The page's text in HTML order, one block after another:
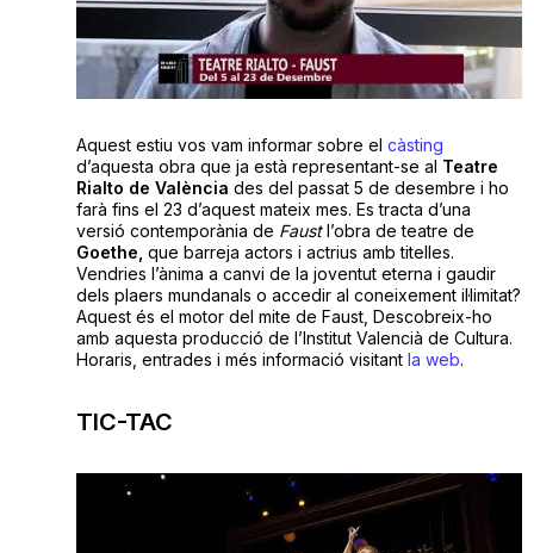
Aquest estiu vos vam informar sobre el càsting
d’aquesta obra que ja està representant-se al Teatre
Rialto de València des del passat 5 de desembre i ho
farà fins el 23 d’aquest mateix mes. Es tracta d’una
versió contemporània de Faustl’obra de teatre de
Goethe, que barreja actors i actrius amb titelles.
Vendries l’ànima a canvi de la joventut eterna i gaudir
dels plaers mundanals o accedir al coneixement il·limitat?
Aquest és el motor del mite de Faust, Descobreix-ho
amb aquesta producció de l’Institut Valencià de Cultura.
Horaris, entrades i més informació visitant la web.
TIC-TAC